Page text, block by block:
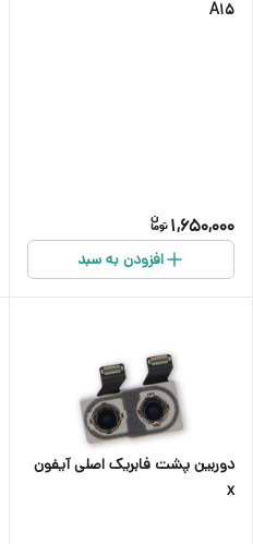
A15
1,650,000
افزودن به سبد
دوربین پشت فابریک اصلی آیفون
x